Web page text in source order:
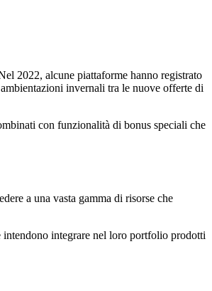
2022, alcune piattaforme hanno registrato
invernali tra le nuove offerte di
con funzionalità di bonus speciali che
a una vasta gamma di risorse che
integrare nel loro portfolio prodotti